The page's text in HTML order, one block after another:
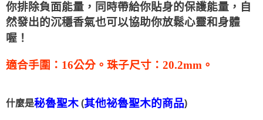
7-11取貨付款
每筆NT$80，滿NT$3,000(含以上)免運費
每筆NT$80，滿NT$3,000(含以上)免運費
每筆NT$80，滿NT$3,000(含以上)免運費
你排除負面能量，同時帶給你貼身的保護能量， 自
然發出的沉穩香氣也可以協助你放鬆心靈和身體
喔！
適合手圍：16公分。 珠子尺寸：20.2mm。
什麼是秘魯聖木 (其他祕魯聖木的商品)